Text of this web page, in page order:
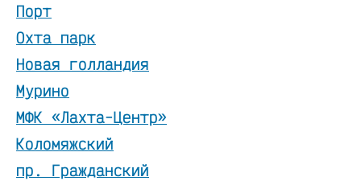
Порт
Охта парк
Новая голландия
Мурино
МФК «Лахта-Центр»
Коломяжский
пр. Гражданский